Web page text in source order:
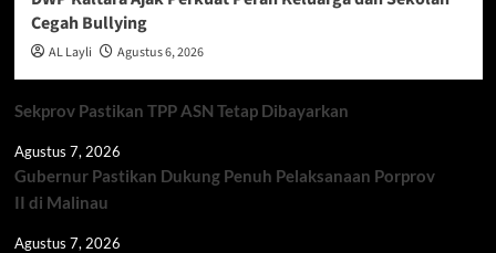
Cegah Bullying
AL Layli Agustus 6, 2026
Sekprov Pastikan TPP ASN Tetap Dibayarkan
Agustus 7, 2026
Gubernur Pastikan Dukung Penuh Pelaksanaan Porprov
II di Malinau
Agustus 7, 2026